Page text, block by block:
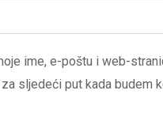
ime, e-poštu i web-
sljedeći put kada budem